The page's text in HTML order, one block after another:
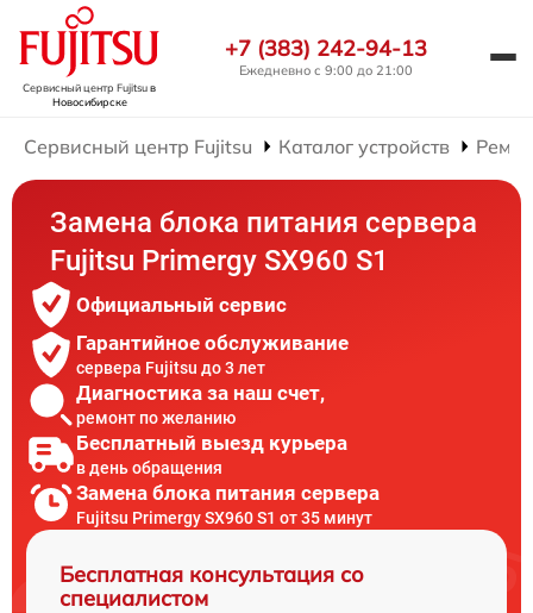
Сервисный центр Fujitsuв
Новосибирске
+7 (383) 242-94-13
Ежедневно с 9:00 до 21:00
Сервисный центр Fujitsu Каталог устройств
Замена блока питания сервера
Fujitsu Primergy SX960 S1
Официальный сервис
Гарантийное обслуживание
сервера Fujitsu до 3 лет
Диагностика за наш счет,
ремонт по желанию
Бесплатный выезд курьера
в день обращения
Замена блока питания сервера
Fujitsu Primergy SX960 S1 от 35 минут
Бесплатная консультация со
специалистом